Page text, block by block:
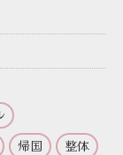
帰国
整体